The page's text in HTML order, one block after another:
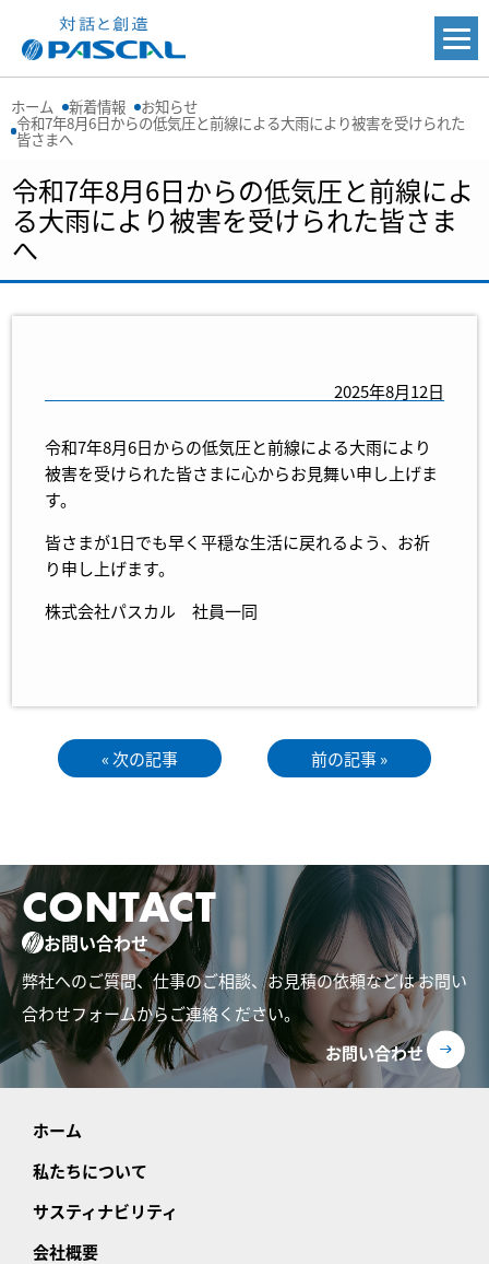
ホーム 新着情報 お知らせ
令和7年8月6日からの低気圧と前線による大雨により被害を受けられた
皆さまへ
令和7年8月6日からの低気圧と前線によ
る大雨により被害を受けられた皆さま
へ
2025年8月12日
令和7年8月6日からの低気圧と前線による大雨により
被害を受けられた皆さまに心からお見舞い申し上げま
す。
皆さまが1日でも早く平穏な生活に戻れるよう、お祈
り申し上げます。
株式会社パスカル 社員一同
« 次の記事 前の記事 »
CONTACT
お問い合わせ
弊社へのご質問、仕事のご相談、お見積の依頼などはお問い
合わせフォームからご連絡ください。
お問い合わせ
ホーム
私たちについて
サスティナビリティ
会社概要